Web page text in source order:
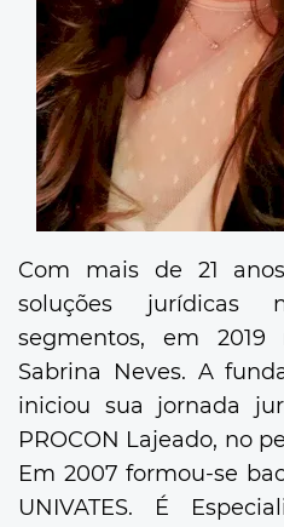
Com mais de 21
soluções jurídicas
segmentos, em 2019
Sabrina Neves. A
iniciou sua jornada
PROCON Lajeado, no
Em 2007 formou-se
UNIVATES. É